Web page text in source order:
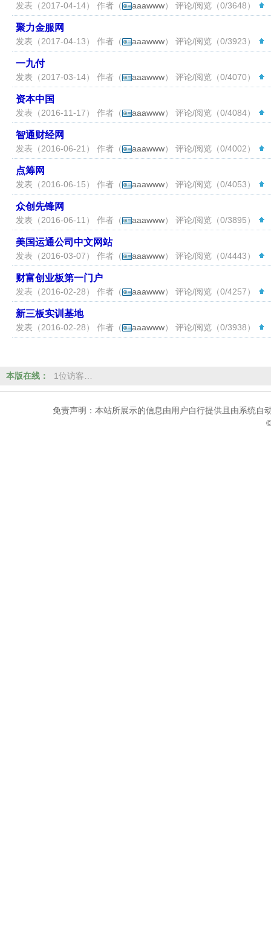
发表（2017-04-14） 作者（ aaawww） 评论/阅览（0/3648）
聚力金服网
发表（2017-04-13） 作者（ aaawww） 评论/阅览（0/3923）
一九付
发表（2017-03-14） 作者（ aaawww） 评论/阅览（0/4070）
资本中国
发表（2016-11-17） 作者（ aaawww） 评论/阅览（0/4084）
智通财经网
发表（2016-06-21） 作者（ aaawww） 评论/阅览（0/4002）
点筹网
发表（2016-06-15） 作者（ aaawww） 评论/阅览（0/4053）
众创先锋网
发表（2016-06-11） 作者（ aaawww） 评论/阅览（0/3895）
美国运通公司中文网站
发表（2016-03-07） 作者（ aaawww） 评论/阅览（0/4443）
财富创业板第一门户
发表（2016-02-28） 作者（ aaawww） 评论/阅览（0/4257）
新三板实训基地
发表（2016-02-28） 作者（ aaawww） 评论/阅览（0/3938）
本版在线： 1位访客…
免责声明：本站所展示的信息由用户自行提供且由系统